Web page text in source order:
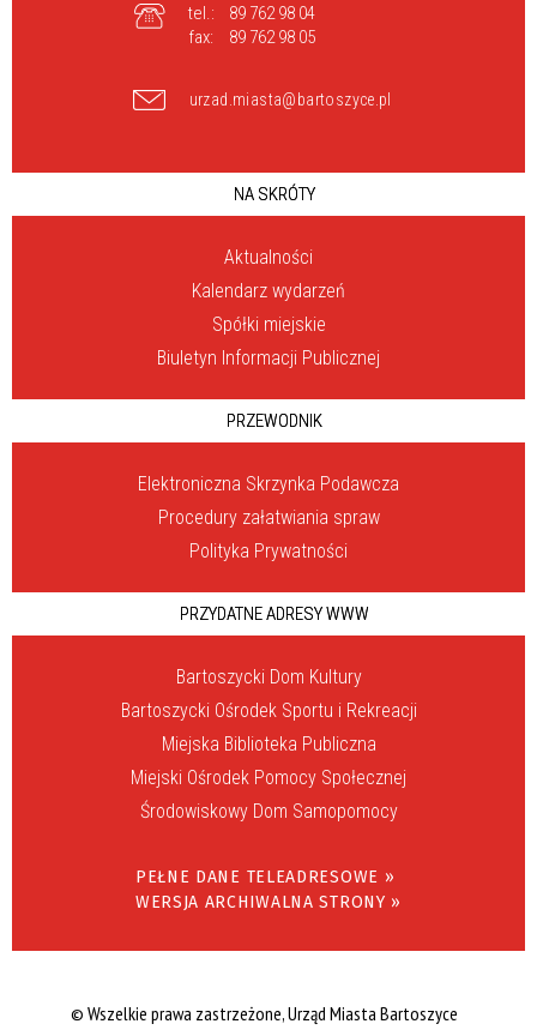
tel.:
89 762 98 04
fax:
89 762 98 05
urzad.miasta@bartoszyce.pl
NA SKRÓTY
Aktualności
Kalendarz wydarzeń
Spółki miejskie
Biuletyn Informacji Publicznej
PRZEWODNIK
Elektroniczna Skrzynka Podawcza
Procedury załatwiania spraw
Polityka Prywatności
PRZYDATNE ADRESY WWW
Bartoszycki Dom Kultury
Bartoszycki Ośrodek Sportu i Rekreacji
Miejska Biblioteka Publiczna
Miejski Ośrodek Pomocy Społecznej
Środowiskowy Dom Samopomocy
PEŁNE DANE TELEADRESOWE »
WERSJA ARCHIWALNA STRONY »
© Wszelkie prawa zastrzeżone, Urząd Miasta Bartoszyce